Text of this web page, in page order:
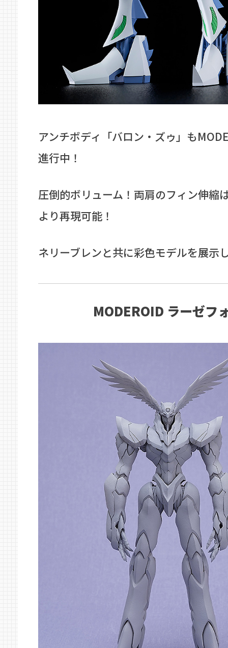
アンチボディ「バロン・ズゥ」も
進行中！
圧倒的ボリューム！両肩のフィン伸縮
より再現可能！
ネリーブレンと共に彩色モデルを展示
MODEROID ラーゼフ